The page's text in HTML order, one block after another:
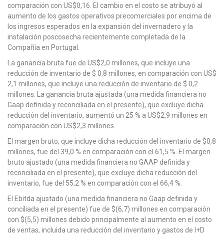
comparación con US$0,16. El cambio en el costo se atribuyó al
aumento de los gastos operativos precomerciales por encima de
los ingresos esperados en la expansión del invernadero y la
instalación poscosecha recientemente completada de la
Compañía en Portugal.
La ganancia bruta fue de US$2,0 millones, que incluye una
reducción de inventario de $ 0,8 millones, en comparación con US$
2,1 millones, que incluye una reducción de inventario de $ 0,2
millones. La ganancia bruta ajustada (una medida financiera no
Gaap definida y reconciliada en el presente), que excluye dicha
reducción del inventario, aumentó un 25 % a US$2,9 millones en
comparación con US$2,3 millones.
El margen bruto, que incluye dicha reducción del inventario de $0,8
millones, fue del 39,0 % en comparación con el 61,5 %. El margen
bruto ajustado (una medida financiera no GAAP definida y
reconciliada en el presente), que excluye dicha reducción del
inventario, fue del 55,2 % en comparación con el 66,4 %.
El Ebitda ajustado (una medida financiera no Gaap definida y
conciliada en el presente) fue de $(6,7) millones en comparación
con $(5,5) millones debido principalmente al aumento en el costo
de ventas, incluida una reducción del inventario y gastos de I+D